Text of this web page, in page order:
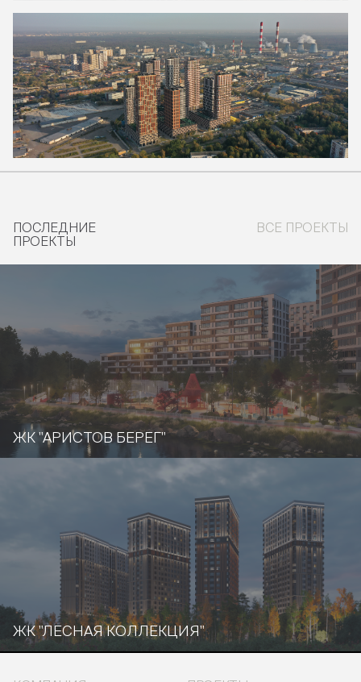
ПОСЛЕДНИЕ
ПРОЕКТЫ
ВСЕ ПРОЕКТЫ
ЖК "АРИСТОВ БЕРЕГ"
ЖК "ЛЕСНАЯ КОЛЛЕКЦИЯ"